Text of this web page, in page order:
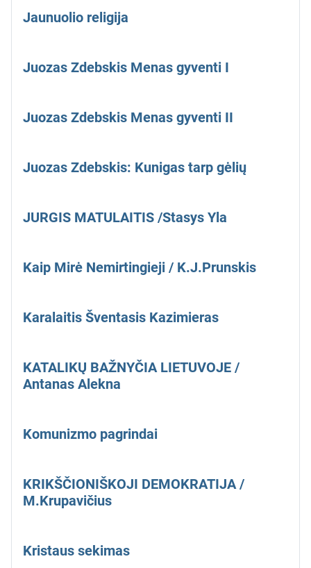
Jaunuolio religija
Juozas Zdebskis Menas gyventi I
Juozas Zdebskis Menas gyventi II
Juozas Zdebskis: Kunigas tarp gėlių
JURGIS MATULAITIS /Stasys Yla
Kaip Mirė Nemirtingieji / K.J.Prunskis
Karalaitis Šventasis Kazimieras
KATALIKŲ BAŽNYČIA LIETUVOJE /
Antanas Alekna
Komunizmo pagrindai
KRIKŠČIONIŠKOJI DEMOKRATIJA /
M.Krupavičius
Kristaus sekimas